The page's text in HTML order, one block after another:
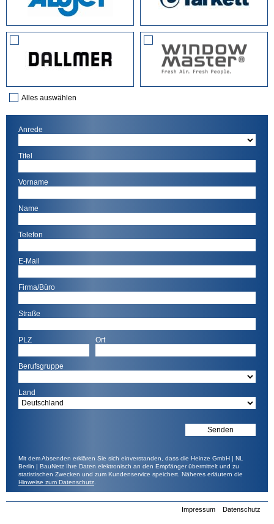
Alles auswählen
Anrede
Titel
Vorname
Name
Telefon
E-Mail
Firma/Büro
Straße
PLZ Ort
Berufsgruppe
Land
Mit dem Absenden erklären Sie sich einverstanden, dass die Heinze GmbH | NL
Berlin | BauNetz Ihre Daten elektronisch an den Empfänger übermittelt und zu
statistischen Zwecken und zum Kundenservice speichert. Näheres erläutern die
Hinweise zum Datenschutz.
Impressum Datenschutz